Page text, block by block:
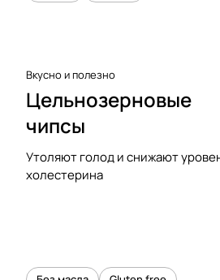
Вкусно и полезно
Цельнозерновые
чипсы
Утоляют голод и снижают
холестерина